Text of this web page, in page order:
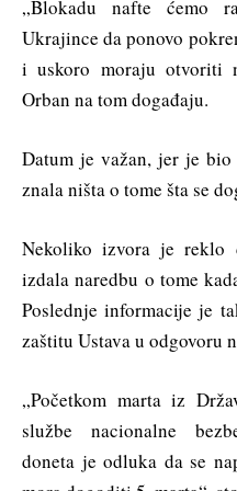
„Blokadu nafte ćemo
Ukrajince da ponovo
i uskoro moraju otvoriti
Orban na tom događaju.
Datum je važan, jer je
znala ništa o tome šta se
Nekoliko izvora je reklo
izdala naredbu o tome
Poslednje informacije je
zaštitu Ustava u odgovoru
„Početkom marta iz
službe nacionalne
doneta je odluka da se